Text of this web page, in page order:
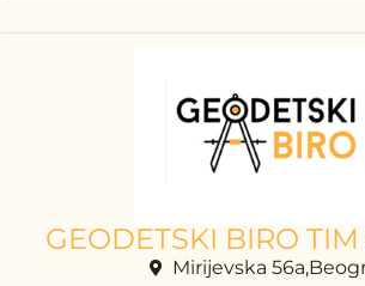
GEODETSKI BIRO
Mirijevska